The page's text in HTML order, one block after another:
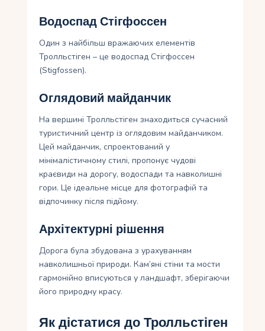
Водоспад Стігфоссен
Один з найбільш вражаючих елементів
Тролльстіген – це водоспад Стігфоссен
(Stigfossen).
Оглядовий майданчик
На вершині Тролльстіген знаходиться сучасний
туристичний центр із оглядовим майданчиком.
Цей майданчик, спроектований у
мінімалістичному стилі, пропонує чудові
краєвиди на дорогу, водоспади та навколишні
гори. Це ідеальне місце для фотографій та
відпочинку після підйому.
Архітектурні рішення
Дорога була збудована з урахуванням
навколишньої природи. Кам’яні стіни та мости
гармонійно вписуються у ландшафт, зберігаючи
його природну красу.
Як дістатися до Тролльстіген